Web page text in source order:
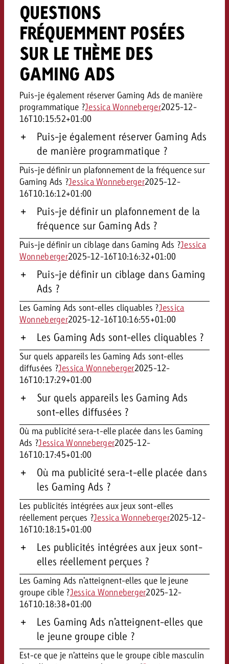
QUESTIONS
FRÉQUEMMENT POSÉES
SUR LE THÈME DES
GAMING ADS
Puis-je également réserver Gaming Ads de manière
programmatique ?Jessica Wonneberger2025-12-
16T10:15:52+01:00
Puis-je également réserver Gaming Ads
de manière programmatique ?
Puis-je définir un plafonnement de la fréquence sur
Gaming Ads ?Jessica Wonneberger2025-12-
16T10:16:12+01:00
Puis-je définir un plafonnement de la
fréquence sur Gaming Ads ?
Puis-je définir un ciblage dans Gaming Ads ?Jessica
Wonneberger2025-12-16T10:16:32+01:00
Puis-je définir un ciblage dans Gaming
Ads ?
Les Gaming Ads sont-elles cliquables ?Jessica
Wonneberger2025-12-16T10:16:55+01:00
Les Gaming Ads sont-elles cliquables ?
Sur quels appareils les Gaming Ads sont-elles
diffusées ?Jessica Wonneberger2025-12-
16T10:17:29+01:00
Sur quels appareils les Gaming Ads
sont-elles diffusées ?
Où ma publicité sera-t-elle placée dans les Gaming
Ads ?Jessica Wonneberger2025-12-
16T10:17:45+01:00
Où ma publicité sera-t-elle placée dans
les Gaming Ads ?
Les publicités intégrées aux jeux sont-elles
réellement perçues ?Jessica Wonneberger2025-12-
16T10:18:15+01:00
Les publicités intégrées aux jeux sont-
elles réellement perçues ?
Les Gaming Ads n’atteignent-elles que le jeune
groupe cible ?Jessica Wonneberger2025-12-
16T10:18:38+01:00
Les Gaming Ads n’atteignent-elles que
le jeune groupe cible ?
Est-ce que je n’atteins que le groupe cible masculin